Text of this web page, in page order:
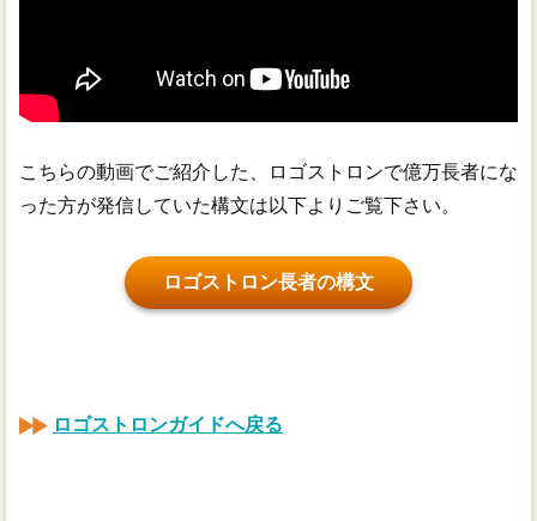
こちらの動画でご紹介した、ロゴストロンで億万長者にな
った方が発信していた構文は以下よりご覧下さい。
ロゴストロン長者の構文
ロゴストロンガイドへ戻る